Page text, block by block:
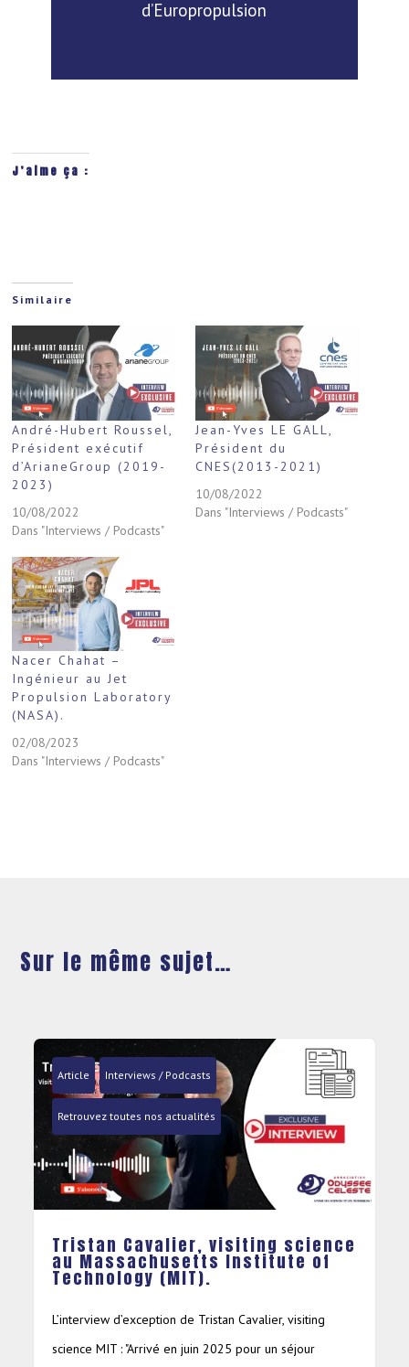
d’Europropulsion
J’aime ça :
Similaire
André-Hubert Roussel,
Président exécutif
d’ArianeGroup (2019-
2023)
10/08/2022
Dans "Interviews / Podcasts"
Jean-Yves LE GALL,
Président du
CNES(2013-2021)
10/08/2022
Dans "Interviews / Podcasts"
Nacer Chahat –
Ingénieur au Jet
Propulsion Laboratory
(NASA).
02/08/2023
Dans "Interviews / Podcasts"
Sur le même sujet…
Article Interviews / Podcasts
Retrouvez toutes nos actualités
Tristan Cavalier, visiting science
au Massachusetts Institute of
Technology (MIT).
L’interview d’exception de Tristan Cavalier, visiting
science MIT : "Arrivé en juin 2025 pour un séjour